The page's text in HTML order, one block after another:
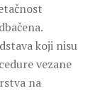
koji nisu
vezane
na